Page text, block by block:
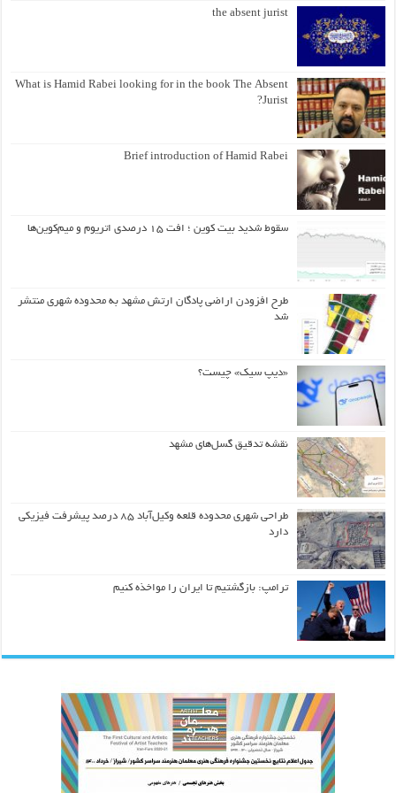
the absent jurist
What is Hamid Rabei looking for in the book The Absent
Jurist?
Brief introduction of Hamid Rabei
سقوط شدید بیت کوین ؛ افت ۱۵ درصدی اتریوم و میم‌کوین‌ها
طرح افزودن اراضی پادگان ارتش مشهد به محدوده شهری منتشر
شد
«دیپ سیک» چیست؟
نقشه تدقیق گسل‌های مشهد
طراحی شهری محدوده قلعه وکیل‌آباد ۸۵ درصد پیشرفت فیزیکی
دارد
ترامپ: بازگشتیم تا ایران را مواخذه کنیم